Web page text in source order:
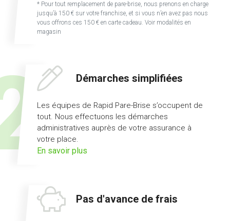
franchise
offerte
€
* Pour tout remplacement de pare-brise, nous prenons en charge
jusqu’à 150 € sur votre franchise, et si vous n’en avez pas nous
vous offrons ces 150 € en carte cadeau. Voir modalités en
magasin
Démarches simplifiées
Les équipes de Rapid Pare-Brise s’occupent de
tout. Nous effectuons les démarches
administratives auprès de votre assurance à
votre place.
En savoir plus
Pas d'avance de frais